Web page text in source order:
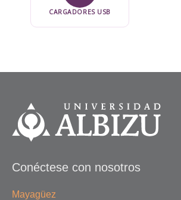
CARGADORES USB
Conéctese con nosotros
Mayagüez